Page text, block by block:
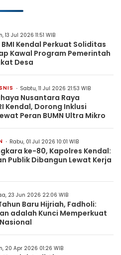
13 Jul 2026 11:51 WIB
Kendal Perkuat Soliditas
Kawal Program Pemerintah
Desa
Sabtu, 11 Jul 2026 21:53 WIB
Nusantara Raya
Kendal, Dorong Inklusi
Peran BUMN Ultra Mikro
Rabu, 01 Jul 2026 10:01 WIB
ke-80, Kapolres Kendal:
Publik Dibangun Lewat Kerja
23 Jun 2026 22:06 WIB
Baru Hijriah, Fadholi:
adalah Kunci Memperkuat
20 Apr 2026 01:26 WIB